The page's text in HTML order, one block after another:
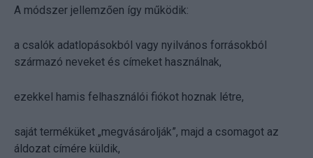
A módszer jellemzően így működik:
a csalók adatlopásokból vagy nyilvános forrásokból
származó neveket és címeket használnak,
ezekkel hamis felhasználói fiókot hoznak létre,
saját terméküket „megvásárolják”, majd a csomagot az
áldozat címére küldik,